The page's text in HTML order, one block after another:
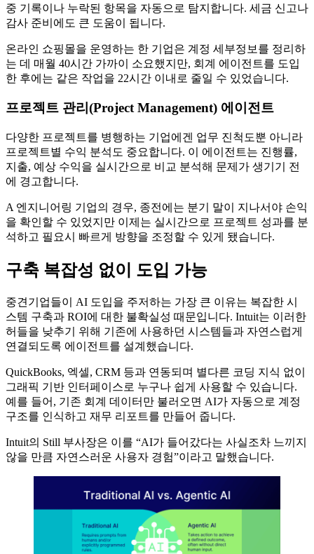
중 기록이나 누락된 항목을 자동으로 탐지합니다. 세금 신고나
감사 준비에도 큰 도움이 됩니다.
온라인 쇼핑몰을 운영하는 한 기업은 계정 세부정보를 정리하
는 데 매월 40시간 가까이 소요했지만, 회계 에이전트를 도입
한 후에는 같은 작업을 22시간 이내로 줄일 수 있었습니다.
프로젝트 관리(Project Management) 에이전트
다양한 프로젝트를 병행하는 기업에겐 업무 진척도뿐 아니라
프로젝트별 수익 분석도 중요합니다. 이 에이전트는 진행률,
지출, 예상 수익을 실시간으로 비교 분석해 문제가 생기기 전
에 경고합니다.
A 엔지니어링 기업의 경우, 종전에는 분기 말이 지나서야 손익
을 확인할 수 있었지만 이제는 실시간으로 프로젝트 성과를 분
석하고 필요시 빠르게 방향을 조정할 수 있게 됐습니다.
구축 복잡성 없이 도입 가능
중견기업들이 AI 도입을 주저하는 가장 큰 이유는 복잡한 시
스템 구축과 ROI에 대한 불확실성 때문입니다. Intuit는 이러한
허들을 낮추기 위해 기존에 사용하던 시스템들과 자연스럽게
연결되도록 에이전트를 설계했습니다.
QuickBooks, 엑셀, CRM 등과 연동되며 별다른 코딩 지식 없이
그래픽 기반 인터페이스로 누구나 쉽게 사용할 수 있습니다.
예를 들어, 기존 회계 데이터만 불러오면 AI가 자동으로 계정
구조를 인식하고 재무 리포트를 만들어 줍니다.
Intuit의 Still 부사장은 이를 “AI가 들어갔다는 사실조차 느끼지
않을 만큼 자연스러운 사용자 경험”이라고 말했습니다.